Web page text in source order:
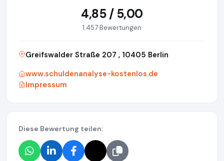
4,85 / 5,00
1.457 Bewertungen
Greifswalder Straße 207 , 10405 Berlin
www.schuldenanalyse-kostenlos.de
Impressum
Diese Bewertung teilen: